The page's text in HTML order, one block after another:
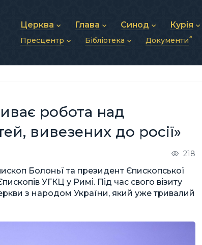
Церква
Про УГКЦ
Структура УГКЦ
Глава
Блаженніший Святослав
Фотографії
Синод
Синод Єпископів
Митрополичі Синоди
Курія
Зв’язки
Пресцентр
Публікації
Фото та відео
Бібліотека
Молитви
Документи
робота над
вивезених до росії»
218
Болоньї та президент Єпископської
УГКЦ у Римі. Під час свого візиту
з народом України, який уже тривалий